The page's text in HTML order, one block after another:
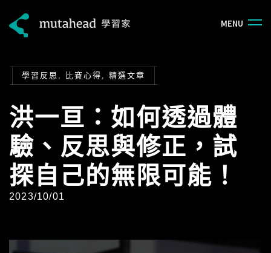
MENU
學習反思 , 比賽心得 , 精選文章
洪一亘：如何透過體
驗、反思與修正，試
探自己的無限可能！
Posted
2023/10/01